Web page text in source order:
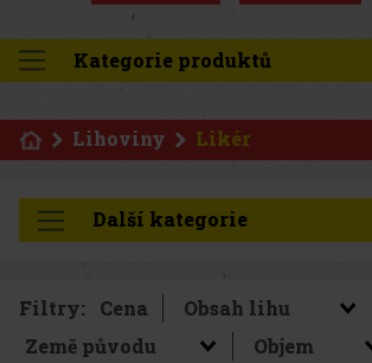
Kategorie produktů
Lihoviny Likér
Další kategorie
Filtry: Cena